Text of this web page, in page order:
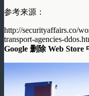
参考来源：
http://securityaffairs.co/
transport-agencies-
Google 删除 Web Store